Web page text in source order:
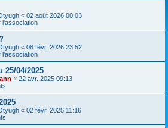
« 02 août 2026 00:03
l'association
« 08 févr. 2026 23:52
l'association
04/2025
« 22 avr. 2025 09:13
« 02 févr. 2025 11:16